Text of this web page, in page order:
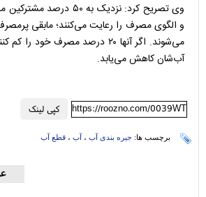
وی تصریح کرد: نزدیک به
و الگوی مصرف را رعایت می‌کنند؛ مابقی
آب‌شان کاهش می‌یابد.
کپی لینک https://roozno.com/0039WT
برچسب ها: جیره بندی آب ، آب ، قطع آب